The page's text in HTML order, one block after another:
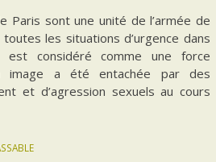
Paris sont une unité de l’armée de
les situations d’urgence dans
est considéré comme une force
image a été entachée par des
et d’agression sexuels au cours